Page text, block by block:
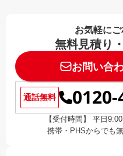
お気軽にご
無料見積り
お問い合
通話無料 0120-
【受付時間】 平日
携帯・PHSからでも